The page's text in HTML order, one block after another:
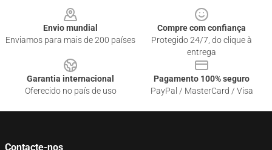
Envio mundial
Enviamos para mais de 200 países
Compre com confiança
Protegido 24/7, do clique à
entrega
Garantia internacional
Oferecido no país de uso
Pagamento 100% seguro
PayPal / MasterCard / Visa
Contacte-nos